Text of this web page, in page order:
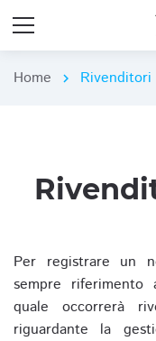
Home chevron_right Rivenditori
Per registrare un
sempre
quale occorrerà
riguardante la